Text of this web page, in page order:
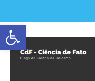
Abrir a